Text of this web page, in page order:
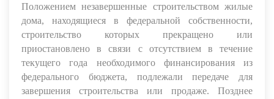
Положением незавершенные строительством жилые
дома, находящиеся в федеральной собственности,
строительство которых прекращено или
приостановлено в связи с отсутствием в течение
текущего года необходимого финансирования из
федерального бюджета, подлежали передаче для
завершения строительства или продаже. Позднее